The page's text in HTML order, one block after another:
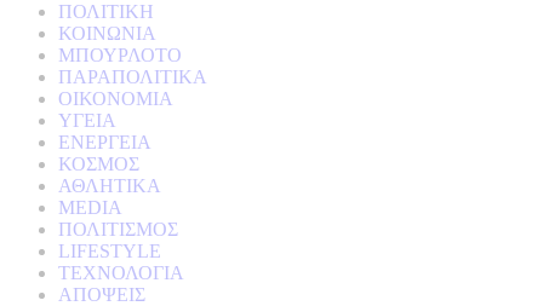
ΠΟΛΙΤΙΚΗ
ΚΟΙΝΩΝΙΑ
ΜΠΟΥΡΛΟΤΟ
ΠΑΡΑΠΟΛΙΤΙΚΑ
ΟΙΚΟΝΟΜΙΑ
ΥΓΕΙΑ
ΕΝΕΡΓΕΙΑ
ΚΟΣΜΟΣ
ΑΘΛΗΤΙΚΑ
MEDIA
ΠΟΛΙΤΙΣΜΟΣ
LIFESTYLE
ΤΕΧΝΟΛΟΓΙΑ
ΑΠΟΨΕΙΣ